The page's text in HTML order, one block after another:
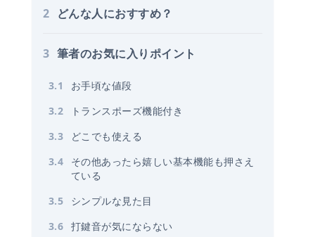
2 どんな人におすすめ？
3 筆者のお気に入りポイント
3.1
お手頃な値段
3.2
トランスポーズ機能付き
3.3
どこでも使える
3.4
その他あったら嬉しい基本機能も押さえ
ている
3.5
シンプルな見た目
3.6 打鍵音が気にならない